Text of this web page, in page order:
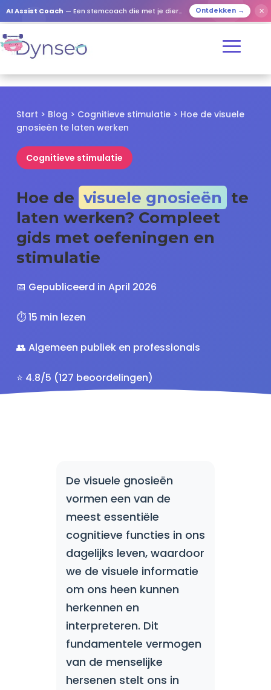
AI Assist Coach — Een stemcoach die met je dierbaren speelt Ontdekken → ✕
Start > Blog > Cognitieve stimulatie > Hoe de visuele
gnosieën te laten werken
Cognitieve stimulatie
Hoe de visuele gnosieën te
laten werken? Compleet
gids met oefeningen en
stimulatie
📅 Gepubliceerd in April 2026
⏱️ 15 min lezen
👥 Algemeen publiek en professionals
⭐ 4.8/5 (127 beoordelingen)
De visuele gnosieën
vormen een van de
meest essentiële
cognitieve functies in ons
dagelijks leven, waardoor
we de visuele informatie
om ons heen kunnen
herkennen en
interpreteren. Dit
fundamentele vermogen
van de menselijke
hersenen stelt ons in